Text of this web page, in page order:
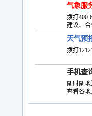
气象服
拨打400-
建议、
天气预
拨打
手机查
随时随
查看各